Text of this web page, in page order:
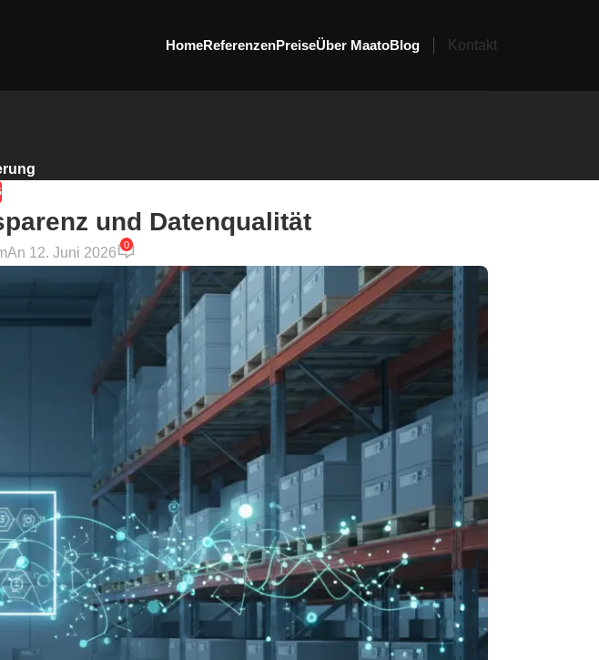
HomeReferenzenPreiseÜber MaatoBlog Kontakt
und Datenqualität
An 12. Juni 2026
0